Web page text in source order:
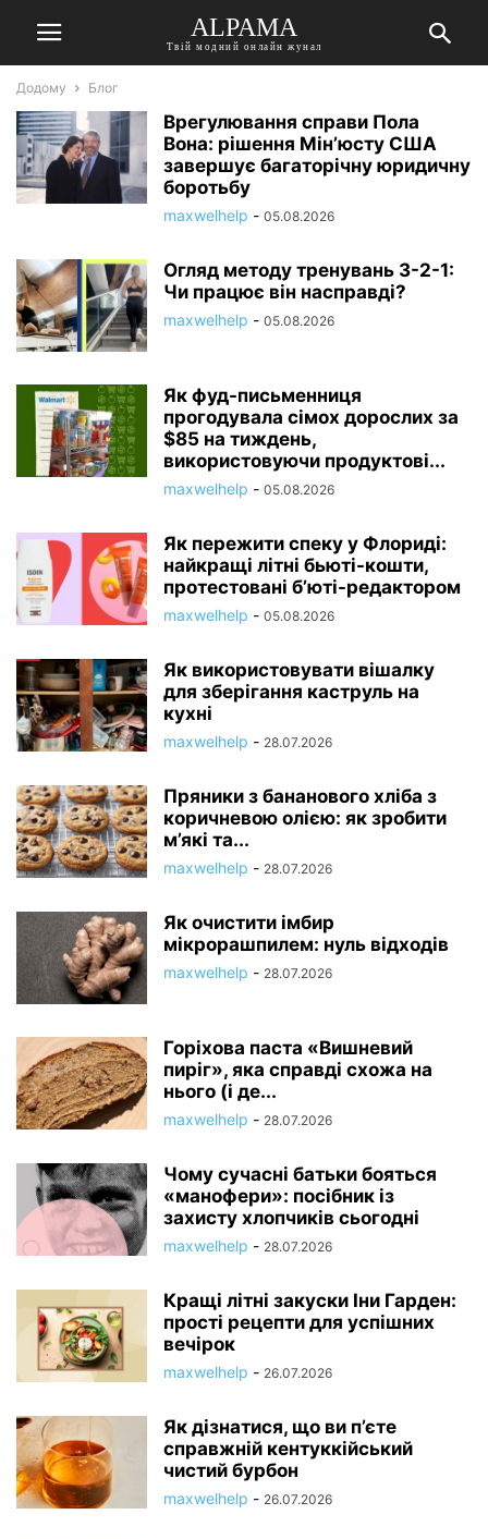
ALPAMA
Твій модний онлайн жунал
Додому Блог
Врегулювання справи Пола
Вона: рішення Мін’юсту США
завершує багаторічну юридичну
боротьбу
maxwelhelp - 05.08.2026
Огляд методу тренувань 3-2-1:
Чи працює він насправді?
maxwelhelp - 05.08.2026
Як фуд-письменниця
прогодувала сімох дорослих за
$85 на тиждень,
використовуючи продуктові...
maxwelhelp - 05.08.2026
Як пережити спеку у Флориді:
найкращі літні бьюті-кошти,
протестовані б’юті-редактором
maxwelhelp - 05.08.2026
Як використовувати вішалку
для зберігання каструль на
кухні
maxwelhelp - 28.07.2026
Пряники з бананового хліба з
коричневою олією: як зробити
м’які та...
maxwelhelp - 28.07.2026
Як очистити імбир
мікрорашпилем: нуль відходів
maxwelhelp - 28.07.2026
Горіхова паста «Вишневий
пиріг», яка справді схожа на
нього (і де...
maxwelhelp - 28.07.2026
Чому сучасні батьки бояться
«манофери»: посібник із
захисту хлопчиків сьогодні
maxwelhelp - 28.07.2026
Кращі літні закуски Іни Гарден:
прості рецепти для успішних
вечірок
maxwelhelp - 26.07.2026
Як дізнатися, що ви п’єте
справжній кентуккійський
чистий бурбон
maxwelhelp - 26.07.2026